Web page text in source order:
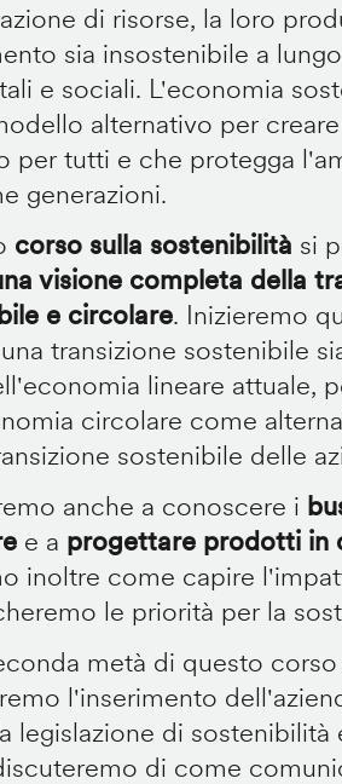
di risorse, la loro
sia insostenibile a
e sociali. L'economia
alternativo per
per tutti e che protegga
generazioni.
corso sulla sostenibilità si
visione completa della
e circolare. Inizieremo
transizione sostenibile
lineare attuale,
circolare come
sostenibile delle
anche a conoscere i
e a progettare prodotti in
inoltre come capire
le priorità per la
metà di questo
l'inserimento
legislazione di
di come